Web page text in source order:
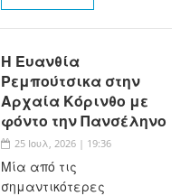
Η Ευανθία
Ρεμπούτσικα στην
Αρχαία Κόρινθο με
φόντο την Πανσέληνο
25 Ιουλ, 2026 | 19:36
Μία από τις
σημαντικότερες